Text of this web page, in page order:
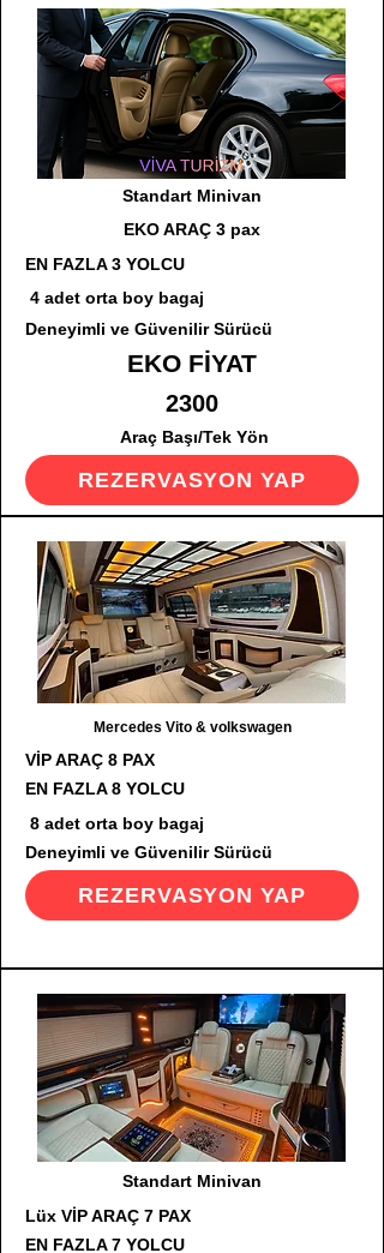
Standart Minivan
EKO ARAÇ 3 pax
EN FAZLA 3 YOLCU
4 adet orta boy bagaj
Deneyimli ve Güvenilir Sürücü
EKO FİYAT
2300
Araç Başı/Tek Yön
REZERVASYON YAP
Mercedes Vito & volkswagen
VİP ARAÇ 8 PAX
EN FAZLA 8 YOLCU
8 adet orta boy bagaj
Deneyimli ve Güvenilir Sürücü
REZERVASYON YAP
Standart Minivan
Lüx VİP ARAÇ 7 PAX
EN FAZLA 7 YOLCU